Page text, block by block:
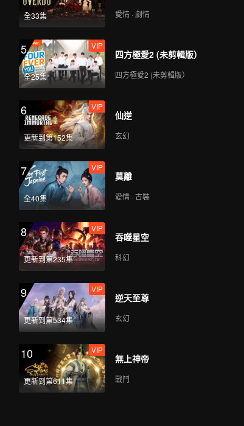
全33集 愛情 · 劇情
5
全25集
VIP
四方極愛2 (未剪輯版）
四方極愛2 (未剪輯版）
6
更新到第152集
VIP
仙逆
玄幻
7
全40集
VIP
莫離
愛情 · 古裝
8
更新到第235集
VIP
吞噬星空
科幻
9
更新到第534集
VIP
逆天至尊
玄幻
10
更新到第611集
VIP
無上神帝
戰鬥